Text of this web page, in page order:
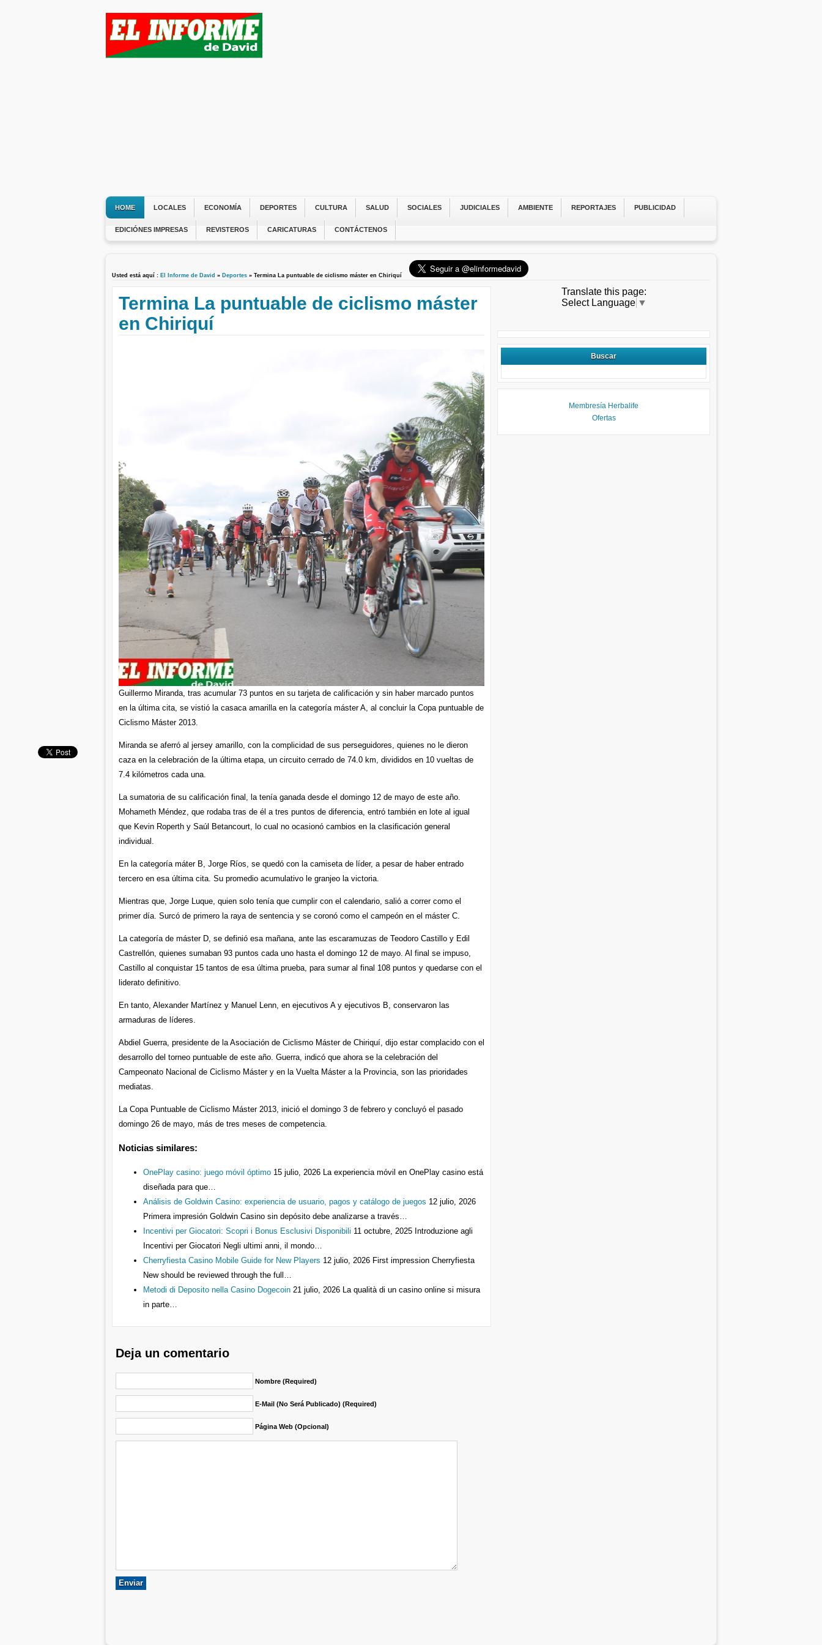
HOME LOCALES ECONOMÍA DEPORTES CULTURA SALUD SOCIALES JUDICIALES AMBIENTE REPORTAJES PUBLICIDAD
EDICIÓNES IMPRESAS REVISTEROS CARICATURAS CONTÁCTENOS
Usted está aquí : El Informe de David » Deportes » Termina La puntuable de ciclismo máster en Chiriquí
Termina La puntuable de ciclismo máster
en Chiriquí
Guillermo Miranda, tras acumular 73 puntos en su tarjeta de calificación y sin haber marcado puntos
en la última cita, se vistió la casaca amarilla en la categoría máster A, al concluir la Copa puntuable de
Ciclismo Máster 2013.
Miranda se aferró al jersey amarillo, con la complicidad de sus perseguidores, quienes no le dieron
caza en la celebración de la última etapa, un circuito cerrado de 74.0 km, divididos en 10 vueltas de
7.4 kilómetros cada una.
La sumatoria de su calificación final, la tenía ganada desde el domingo 12 de mayo de este año.
Mohameth Méndez, que rodaba tras de él a tres puntos de diferencia, entró también en lote al igual
que Kevin Roperth y Saúl Betancourt, lo cual no ocasionó cambios en la clasificación general
individual.
En la categoría máter B, Jorge Ríos, se quedó con la camiseta de líder, a pesar de haber entrado
tercero en esa última cita. Su promedio acumulativo le granjeo la victoria.
Mientras que, Jorge Luque, quien solo tenía que cumplir con el calendario, salió a correr como el
primer día. Surcó de primero la raya de sentencia y se coronó como el campeón en el máster C.
La categoría de máster D, se definió esa mañana, ante las escaramuzas de Teodoro Castillo y Edil
Castrellón, quienes sumaban 93 puntos cada uno hasta el domingo 12 de mayo. Al final se impuso,
Castillo al conquistar 15 tantos de esa última prueba, para sumar al final 108 puntos y quedarse con el
liderato definitivo.
En tanto, Alexander Martínez y Manuel Lenn, en ejecutivos A y ejecutivos B, conservaron las
armaduras de líderes.
Abdiel Guerra, presidente de la Asociación de Ciclismo Máster de Chiriquí, dijo estar complacido con el
desarrollo del torneo puntuable de este año. Guerra, indicó que ahora se la celebración del
Campeonato Nacional de Ciclismo Máster y en la Vuelta Máster a la Provincia, son las prioridades
mediatas.
La Copa Puntuable de Ciclismo Máster 2013, inició el domingo 3 de febrero y concluyó el pasado
domingo 26 de mayo, más de tres meses de competencia.
Noticias similares:
OnePlay casino: juego móvil óptimo 15 julio, 2026 La experiencia móvil en OnePlay casino está
diseñada para que…
Análisis de Goldwin Casino: experiencia de usuario, pagos y catálogo de juegos 12 julio, 2026
Primera impresión Goldwin Casino sin depósito debe analizarse a través…
Incentivi per Giocatori: Scopri i Bonus Esclusivi Disponibili 11 octubre, 2025 Introduzione agli
Incentivi per Giocatori Negli ultimi anni, il mondo…
Cherryfiesta Casino Mobile Guide for New Players 12 julio, 2026 First impression Cherryfiesta
New should be reviewed through the full…
Metodi di Deposito nella Casino Dogecoin 21 julio, 2026 La qualità di un casino online si misura
in parte…
Deja un comentario
Nombre (required)
E-Mail (no Será Publicado) (required)
Página Web (opcional)
Translate this page:
Select Language ▼
Buscar
Membresía Herbalife
Ofertas